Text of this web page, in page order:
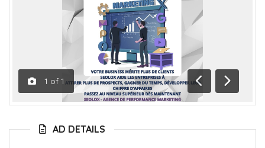
1 of 1
Previous
Next
AD DETAILS